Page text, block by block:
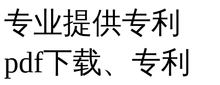
专业提供专利
pdf下载、专利